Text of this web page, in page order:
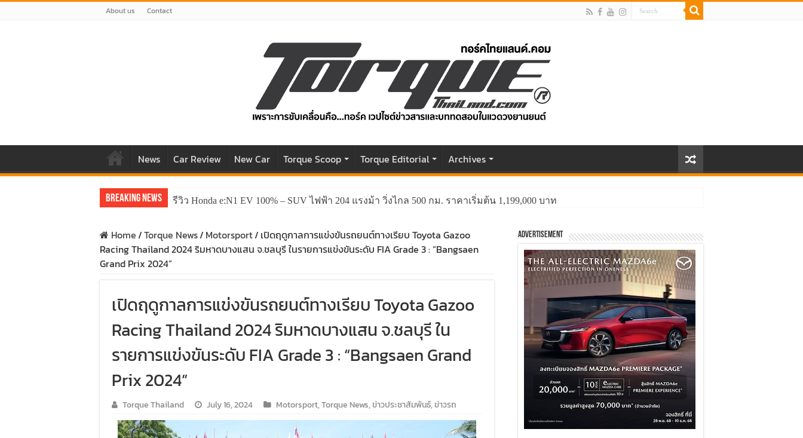
About us Contact
News Car Review New Car Torque Scoop Torque Editorial Archives
Breaking News รีวิว Honda e:N1 EV 100% – SUV ไฟฟ้า 204 แรงม้า วิ่งไกล 500 กม. ราคาเริ่มต้น 1,199,000 บาท
รีวิว ลองขับ All New GWM HAVAL H6 ปรับโฉมหน้าใหม่หล่อกว่าเดิม พร้อมสมรรถนะที่ดียิ่งกว่า
Home/Torque News/ Motorsport/ เปิดฤดูกาลการแข่งขันรถยนต์ทางเรียบ Toyota Gazoo
Racing Thailand 2024 ริมหาดบางแสน จ.ชลบุรี ในรายการแข่งขันระดับ FIA Grade 3 : “Bangsaen
Grand Prix 2024”
เปิดฤดูกาลการแข่งขันรถยนต์ทางเรียบ Toyota Gazoo
Racing Thailand 2024 ริมหาดบางแสน จ.ชลบุรี ใน
รายการแข่งขันระดับ FIA Grade 3 : “Bangsaen Grand
Prix 2024”
Torque Thailand July 16, 2024 Motorsport,Torque News,ข่าวประชาสัมพันธ์,ข่าวรถ
Advertisement